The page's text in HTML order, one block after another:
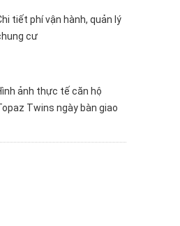
tiết phí vận hành, quản lý
cư
ảnh thực tế căn hộ
Twins ngày bàn giao